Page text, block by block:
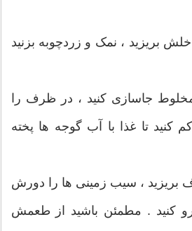
بریزید ، نمک و زردچوبه بزنید
جاسازی کنید ، در ظرف را
کنید تا غذا با آب گوجه ها پخته
بریزید ، سیب زمینی ها را دورش
کنید . مطمئن باشید از طعمش